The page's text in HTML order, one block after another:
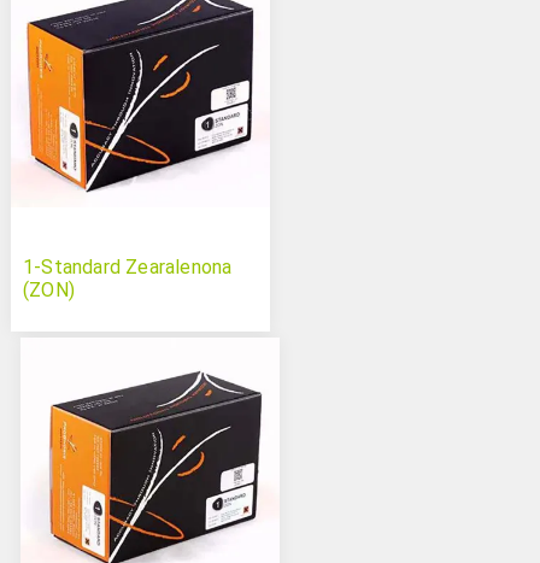
1-Standard Zearalenona
(ZON)